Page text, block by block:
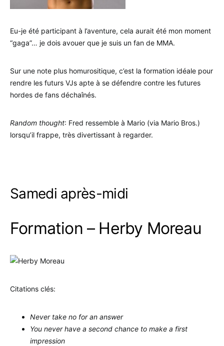
Eu-je été participant à l’aventure, cela aurait été mon moment
“gaga”… je dois avouer que je suis un fan de MMA.
Sur une note plus homurositique, c’est la formation idéale pour
rendre les futurs VJs apte à se défendre contre les futures
hordes de fans déchaînés.
Random thought: Fred ressemble à Mario (via Mario Bros.)
lorsqu’il frappe, très divertissant à regarder.
Samedi après-midi
Formation – Herby Moreau
Citations clés:
Never take no for an answer
You never have a second chance to make a first
impression